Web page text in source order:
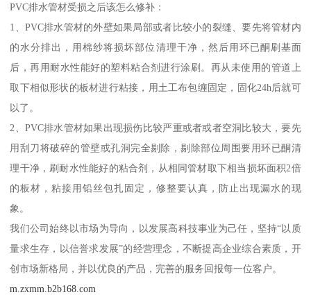
PVC排水管材受损之后该怎么修补：
1、PVC排水管材的外壁如果局部或者比较小的裂缝、要先将管材内
的水分排出，用棉纱将损坏部位清理干净，然后用环已酮刷基面
后，再用耐水性能好的塑料粘合剂进行涂刷。再从未使用的管道上
取下相似形状的板材进行粘接，用土工布包缠固定，固化24h后就可
以了。
2、PVC排水管材如果出现损伤比较严重或者或者空洞比较大，要先
用刮刀将破碎的管壁或孔洞完全剔除，剔除部位周围要用环已酮清
理干净，刷耐水性能好的粘合剂，从相同管材取下相当损坏面积2倍
的板材，粘接用铅丝包扎固定，修整要认真，防止出现漏水的现
象。
我们公司始终以市场为导向，以发展高科技事业为己任，坚持“以质
量求生存，以信誉求发展”的经营理念，不断提高企业综合素质，开
创市场新格局，并以优良的产品，完善的服务回报每一位客户。
m.zxmm.b2b168.com